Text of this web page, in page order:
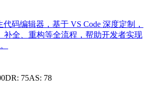
码编辑器，基于 VS Code 深度定制，
补全、重构等全流程，帮助开发者实现
DR: 75AS: 78